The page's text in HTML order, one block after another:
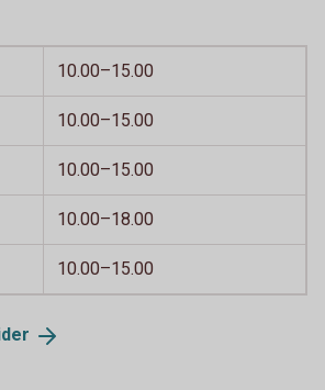
10.00–15.00
10.00–15.00
10.00–15.00
10.00–18.00
10.00–15.00